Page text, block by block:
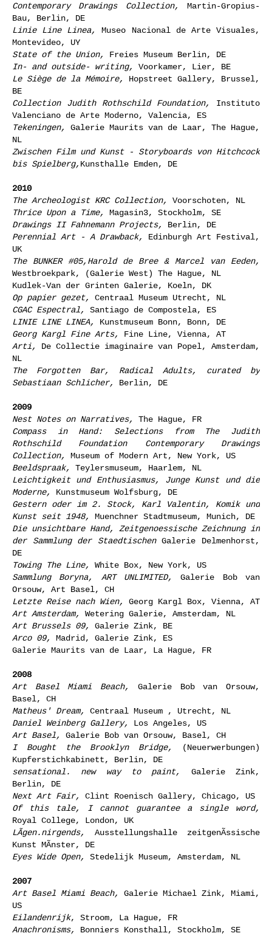
Contemporary Drawings Collection,
Martin-Gropius-
Bau, Berlin, DE
Linie Line Linea,
Museo Nacional de Arte Visuales,
Montevideo, UY
State of the Union,
Freies Museum Berlin, DE
In- and outside- writing,
Voorkamer, Lier, BE
Le Siège de la Mémoire,
Hopstreet Gallery, Brussel,
BE
Collection Judith Rothschild Foundation,
Instituto
Valenciano de Arte Moderno, Valencia, ES
Tekeningen,
Galerie Maurits van de Laar, The Hague,
NL
Zwischen Film und Kunst - Storyboards von Hitchcock
bis Spielberg, Kunsthalle Emden, DE
2010
The Archeologist KRC Collection,
Voorschoten, NL
Thrice Upon a Time,
Magasin3, Stockholm, SE
Drawings II Fahnemann Projects,
Berlin, DE
Perennial Art - A Drawback,
Edinburgh Art Festival,
UK
The BUNKER #05,Harold de Bree & Marcel van Eeden,
Westbroekpark, (Galerie West) The Hague, NL
Kudlek-Van der Grinten Galerie, Koeln, DK
Op papier gezet,
Centraal Museum Utrecht, NL
CGAC Espectral,
Santiago de Compostela, ES
LINIE LINE LINEA,
Kunstmuseum Bonn, Bonn, DE
Georg Kargl Fine Arts,
Fine Line, Vienna, AT
Arti,
De Collectie imaginaire van Popel, Amsterdam,
NL
The Forgotten Bar, Radical Adults, curated by
Sebastiaan Schlicher,
Berlin, DE
2009
Nest Notes on Narratives,
The Hague, FR
Compass in Hand: Selections from The Judith
Rothschild Foundation Contemporary Drawings
Collection,
Museum of Modern Art, New York, US
Beeldspraak,
Teylersmuseum, Haarlem, NL
Leichtigkeit und Enthusiasmus, Junge Kunst und die
Moderne,
Kunstmuseum Wolfsburg, DE
Gestern oder im 2. Stock, Karl Valentin, Komik und
Kunst seit 1948,
Muenchner Stadtmuseum, Munich, DE
Die unsichtbare Hand, Zeitgenoessische Zeichnung in
der Sammlung der StaedtischenGalerie Delmenhorst,
DE
Towing The Line,
White Box, New York, US
Sammlung Boryna, ART UNLIMITED,
Galerie Bob van
Orsouw, Art Basel, CH
Letzte Reise nach Wien,
Georg Kargl Box, Vienna, AT
Art Amsterdam,
Wetering Galerie, Amsterdam, NL
Art Brussels 09,
Galerie Zink, BE
Arco 09,
Madrid, Galerie Zink, ES
Galerie Maurits van de Laar, La Hague, FR
2008
Art Basel Miami Beach,
Galerie Bob van Orsouw,
Basel, CH
Matheus' Dream,
Centraal Museum , Utrecht, NL
Daniel Weinberg Gallery,
Los Angeles, US
Art Basel,
Galerie Bob van Orsouw, Basel, CH
I Bought the Brooklyn Bridge,
(Neuerwerbungen)
Kupferstichkabinett, Berlin, DE
sensational. new way to paint,
Galerie Zink,
Berlin, DE
Next Art Fair,
Clint Roenisch Gallery, Chicago, US
Of this tale, I cannot guarantee a single word,
Royal College, London, UK
LÃgen.nirgends,
Ausstellungshalle zeitgenÃssische
Kunst MÃnster, DE
Eyes Wide Open,
Stedelijk Museum, Amsterdam, NL
2007
Art Basel Miami Beach,
Galerie Michael Zink, Miami,
US
Eilandenrijk, Stroom, La Hague, FR
Anachronisms,
Bonniers Konsthall, Stockholm, SE